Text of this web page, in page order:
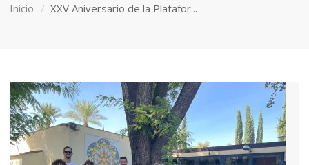
Inicio
XXV Aniversario de la Platafor...